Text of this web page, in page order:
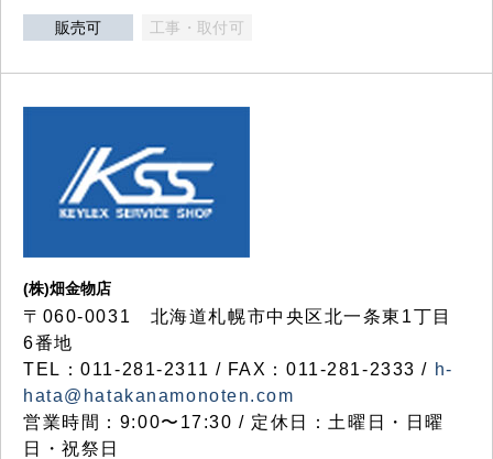
販売可 工事・取付可
(株)畑金物店
〒060-0031 北海道札幌市中央区北一条東1丁目
6番地
TEL：011-281-2311 / FAX：011-281-2333 / h-
hata@hatakanamonoten.com
営業時間：9:00〜17:30 / 定休日：土曜日・日曜
日・祝祭日